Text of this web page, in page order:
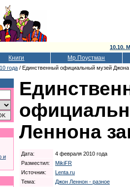
10.10.
Книги Мр.Поустман
года / Единственный официальный музей Джона
и
Леннона
Дата:
4 февраля 2010 года
Разместил:
MikiFR
Источник:
Lenta.ru
Тема:
Джон Леннон - разное